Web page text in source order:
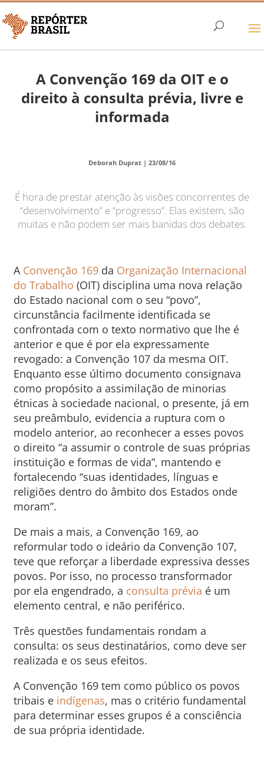
A Convenção 169 da OIT e o
direito à consulta prévia, livre e
informada
Deborah Duprat | 23/08/16
É hora de prestar atenção às visões concorrentes de
“desenvolvimento” e “progresso”. Elas existem, são
muitas e não podem ser mais banidas dos debates.
A Convenção 169da Organização Internacional
do Trabalho (OIT) disciplina uma nova relação
do Estado nacional com o seu “povo”,
circunstância facilmente identificada se
confrontada com o texto normativo que lhe é
anterior e que é por ela expressamente
revogado: a Convenção 107 da mesma OIT.
Enquanto esse último documento consignava
como propósito a assimilação de minorias
étnicas à sociedade nacional, o presente, já em
seu preâmbulo, evidencia a ruptura com o
modelo anterior, ao reconhecer a esses povos
o direito “a assumir o controle de suas próprias
instituição e formas de vida”, mantendo e
fortalecendo “suas identidades, línguas e
religiões dentro do âmbito dos Estados onde
moram”.
De mais a mais, a Convenção 169, ao
reformular todo o ideário da Convenção 107,
teve que reforçar a liberdade expressiva desses
povos. Por isso, no processo transformador
por ela engendrado, a consulta prévia é um
elemento central, e não periférico.
Três questões fundamentais rondam a
consulta: os seus destinatários, como deve ser
realizada e os seus efeitos.
A Convenção 169 tem como público os povos
tribais e indígenas, mas o critério fundamental
para determinar esses grupos é a consciência
de sua própria identidade.